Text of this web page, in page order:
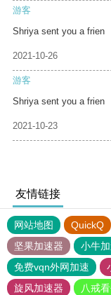
游客
Shriya sent you a frien
2021-10-26
游客
Shriya sent you a frien
2021-10-23
友情链接
网站地图 QuickQ
坚果加速器
小牛
免费vqn外网加速
旋风加速器
八戒